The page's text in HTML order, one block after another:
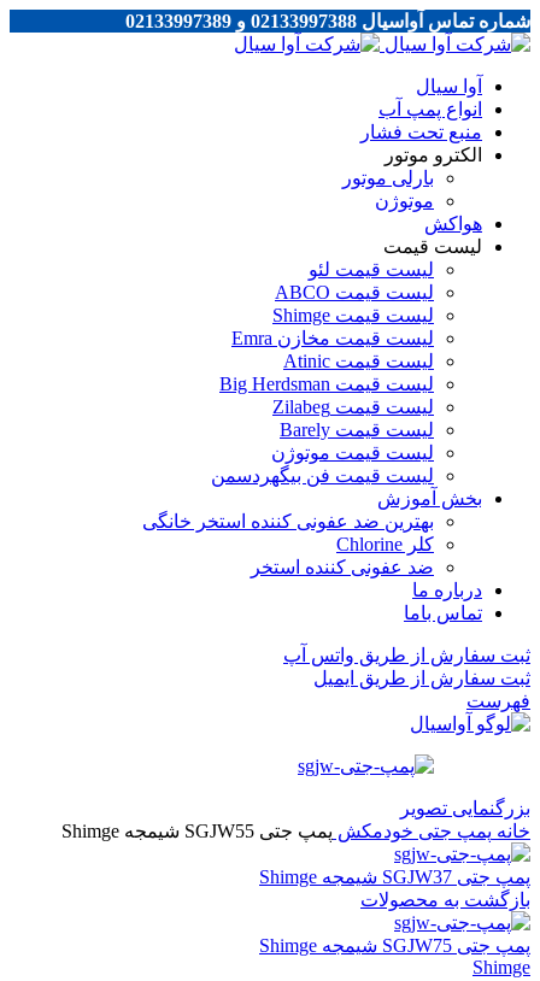
شماره تماس آواسیال 02133997388 و 02133997389
آوا سیال
انواع پمپ آب
منبع تحت فشار
الکترو موتور
بارلی موتور
موتوژن
هواکش
لیست قیمت
لیست قیمت لئو
لیست قیمت ABCO
لیست قیمت Shimge
لیست قیمت مخازن Emra
لیست قیمت Atinic
لیست قیمت Big Herdsman
لیست قیمت Zilabeg
لیست قیمت Barely
لیست قیمت موتوژن
لیست قیمت فن بیگهردسمن
بخش آموزش
بهترین ضد عفونی کننده استخر خانگی
کلر Chlorine
ضد عفونی کننده استخر
درباره ما
تماس باما
ثبت سفارش از طریق واتس آپ
ثبت سفارش از طریق ایمیل
فهرست
بزرگنمایی تصویر
خانه پمپ جتی خودمکش پمپ جتی SGJW55 شیمجه Shimge
پمپ جتی SGJW37 شیمجه Shimge
بازگشت به محصولات
پمپ جتی SGJW75 شیمجه Shimge
Shimge